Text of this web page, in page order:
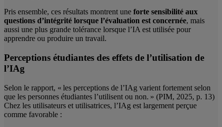
Pris ensemble, ces résultats montrent une forte sensibilité aux
questions d’intégrité lorsque l’évaluation est concernée, mais
aussi une plus grande tolérance lorsque l’IA est utilisée pour
apprendre ou produire un travail.
Perceptions étudiantes des effets de l’utilisation de
l’IAg
Selon le rapport, « les perceptions de l’IAg varient fortement selon
que les personnes étudiantes l’utilisent ou non. » (PIM, 2025, p. 13)
Chez les utilisateurs et utilisatrices, l’IAg est largement perçue
comme favorable :